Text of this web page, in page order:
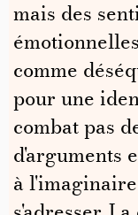
mais des
comme
pour une
combat pas
d'arguments
à